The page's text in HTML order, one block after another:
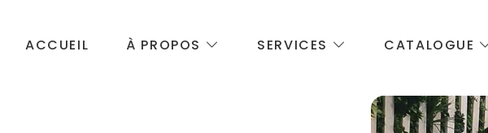
ACCUEIL À PROPOS SERVICES CATALOGUE